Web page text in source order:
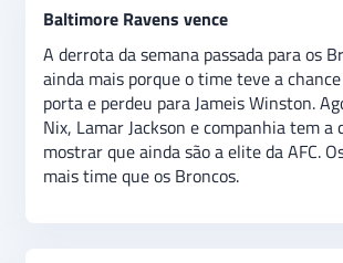
jogo (over 44,5) dos dois times da AFC.
Baltimore Ravens vence
A derrota da semana passada para os
ainda mais porque o time teve a
porta e perdeu para Jameis Winston.
Nix, Lamar Jackson e companhia tem a
mostrar que ainda são a elite da AFC.
mais time que os Broncos.